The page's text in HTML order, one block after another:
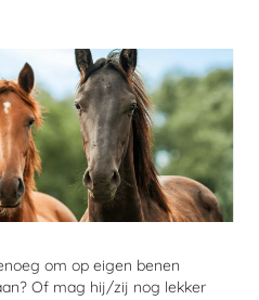
om op eigen benen
Of mag hij/zij nog lekker